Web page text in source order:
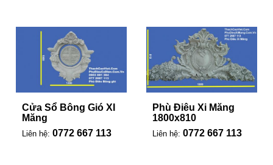
Cửa Sổ Bông Gió XI
Măng
Liên hệ: 0772 667 113
Phù Điêu Xi Măng
1800x810
Liên hệ: 0772 667 113